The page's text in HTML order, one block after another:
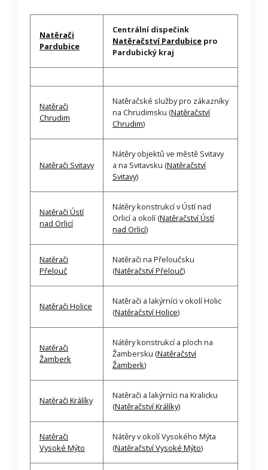
Natěrači
Pardubice
Centrální dispečink
Natěračství Pardubice pro
Pardubický kraj
Natěrači
Chrudim
Natěračské služby pro zákazníky
na Chrudimsku (Natěračství
Chrudim)
Natěrači Svitavy
Nátěry objektů ve městě Svitavy
a na Svitavsku (Natěračství
Svitavy)
Natěrači Ústí
nad Orlicí
Nátěry konstrukcí v Ústí nad
Orlicí a okolí (Natěračství Ústí
nad Orlicí)
Natěrači
Přelouč
Natěrači na Přeloučsku
(Natěračství Přelouč)
Natěrači Holice
Natěrači a lakýrníci v okolí Holic
(Natěračství Holice)
Natěrači
Žamberk
Nátěry konstrukcí a ploch na
Žambersku (Natěračství
Žamberk)
Natěrači Králíky
Natěrači a lakýrníci na Kralicku
(Natěračství Králíky)
Natěrači
Vysoké Mýto
Nátěry v okolí Vysokého Mýta
(Natěračství Vysoké Mýto)